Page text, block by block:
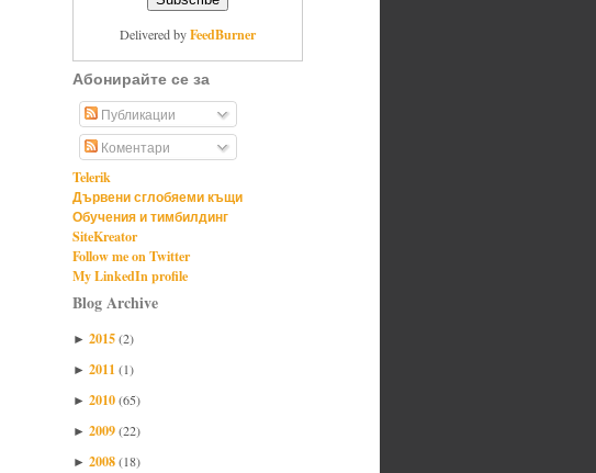
Delivered byFeedBurner
Абонирайте се за
Публикации
Коментари
Telerik
Дървени сглобяеми къщи
Обучения и тимбилдинг
SiteKreator
Follow me on Twitter
My LinkedIn profile
Blog Archive
► 2015(2)
► 2011(1)
► 2010(65)
► 2009(22)
► 2008(18)